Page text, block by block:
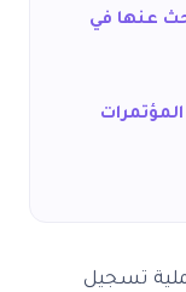
عنها في
تسجيل